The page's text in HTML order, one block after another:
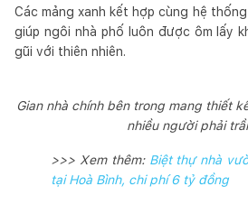
Các mảng xanh kết hợp cùng hệ
giúp ngôi nhà phố luôn được ôm lấy
gũi với thiên nhiên.
Gian nhà chính bên trong mang thiết
nhiều người phải
>>> Xem thêm: Biệt thự nhà
tại Hoà Bình, chi phí 6 tỷ đồng